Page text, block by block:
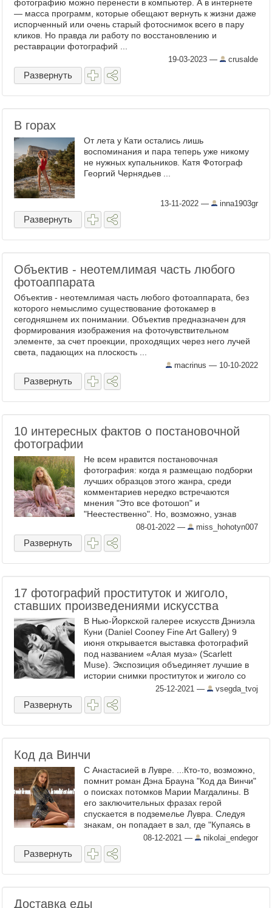
фотографию можно перенести в компьютер. А в интернете
— масса программ, которые обещают вернуть к жизни даже
испорченный или очень старый фотоснимок всего в пару
кликов. Но правда ли работу по восстановлению и
реставрации фотографий ...
19-03-2023 — crusalde
Развернуть
В горах
От лета у Кати остались лишь
воспоминания и пара теперь уже никому
не нужных купальников. Катя Фотограф
Георгий Чернядьев ...
13-11-2022 — inna1903gr
Развернуть
Объектив - неотемлимая часть любого
фотоаппарата
Объектив - неотемлимая часть любого фотоаппарата, без
которого немыслимо существование фотокамер в
сегодняшнем их понимании. Объектив предназначен для
формирования изображения на фоточувствительном
элементе, за счет проекции, проходящих через него лучей
света, падающих на плоскость ...
macrinus — 10-10-2022
Развернуть
10 интересных фактов о постановочной
фотографии
Не всем нравится постановочная
фотография: когда я размещаю подборки
лучших образцов этого жанра, среди
комментариев нередко встречаются
мнения "Это все фотошоп" и
"Неестественно". Но, возможно, узнав
больше о постановочной фотографии, вы
измените мнение о ней к лучшему. В
качестве ...
08-01-2022 — miss_hohotyn007
Развернуть
17 фотографий проституток и жиголо,
ставших произведениями искусства
В Нью-Йоркской галерее искусств Дэниэла
Куни (Daniel Cooney Fine Art Gallery) 9
июня открывается выставка фотографий
под названием «Алая муза» (Scarlett
Muse). Экспозиция объединяет лучшие в
истории снимки проституток и жиголо со
всего мира . Проект заставляет задуматься
о роли ...
25-12-2021 — vsegda_tvoj
Развернуть
Код да Винчи
С Анастасией в Лувре. ...Кто-то, возможно,
помнит роман Дэна Брауна "Код да Винчи"
о поисках потомков Марии Магдалины. В
его заключительных фразах герой
спускается в подземелье Лувра. Следуя
знакам, он попадает в зал, где "Купаясь в
лучах мягкой подсветки, две пирамиды как
бы ...
08-12-2021 — nikolai_endegor
Развернуть
Доставка еды